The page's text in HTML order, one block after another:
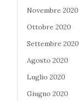
Novembre 2020
Ottobre 2020
Settembre 2020
Agosto 2020
Luglio 2020
Giugno 2020